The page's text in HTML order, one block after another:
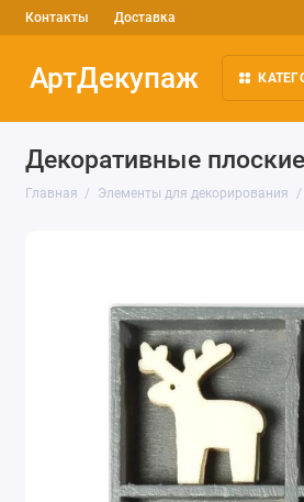
Контакты Доставка
АртДекупаж
Декоративные
Главная Элементы для декорирования